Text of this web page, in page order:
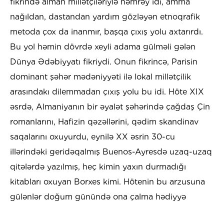
nağıldan, dastandan yardım gözləyən etnoqrafik
metoda çox da inanmır, başqa çıxış yolu axtarırdı.
Bu yol həmin dövrdə xeyli adama gülməli gələn
Dünya Ədəbiyyatı fikriydi. Onun fikrincə, Parisin
dominant şəhər mədəniyyəti ilə lokal millətçilik
arasındakı dilemmadan çıxış yolu bu idi. Höte XIX
əsrdə, Almaniyanın bir əyalət şəhərində çağdaş Çin
romanlarını, Hafizin qəzəllərini, qədim skandinav
saqalarını oxuyurdu, eynilə XX əsrin 30-cu
illərindəki geridəqalmış Buenos-Ayresdə uzaq-uzaq
qitələrdə yazılmış, heç kimin yaxın durmadığı
kitabları oxuyan Borxes kimi. Hötenin bu arzusuna
gülənlər doğum günündə ona çalma hədiyyə